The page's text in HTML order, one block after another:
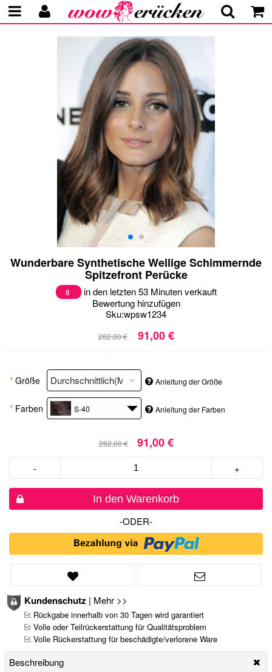
Wunderbare Synthetische Wellige Schimmernde
Spitzefront Perücke
8
in den letzten 53 Minuten verkauft
Bewertung hinzufügen
Sku:wpsw1234
282,00 € 91,00 €
* Größe Anleitung der Größe
* Farben S-40 Anleitung der Farben
282,00 € 91,00 €
- +
In den Warenkorb
-ODER-
Kundenschutz | Mehr >>
Rückgabe innerhalb von 30 Tagen wird garantiert
Volle oder Teilrückerstattung für Qualitätsproblem
Volle Rückerstattung für beschädigte/verlorene Ware
Beschreibung